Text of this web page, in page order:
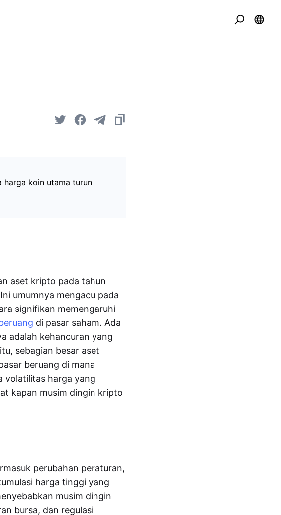
koin utama turun
aset kripto pada tahun
umumnya mengacu pada
signifikan memengaruhi
di pasar saham. Ada
adalah kehancuran yang
sebagian besar aset
beruang di mana
volatilitas harga yang
kapan musim dingin kripto
perubahan peraturan,
harga tinggi yang
musim dingin
bursa, dan regulasi